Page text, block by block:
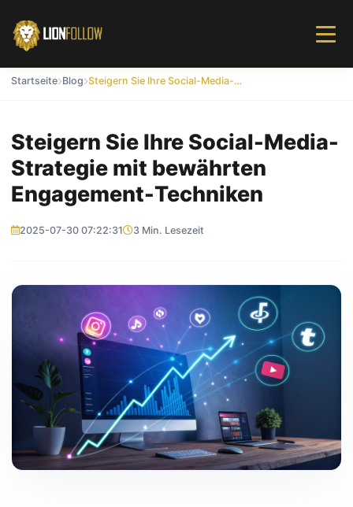
Startseite Blog Steigern Sie Ihre Social-Media-Strategie mit bewährten Engagement-Techniken
Steigern Sie Ihre Social-Media-
Strategie mit bewährten
Engagement-Techniken
2025-07-30 07:22:31 3 Min. Lesezeit